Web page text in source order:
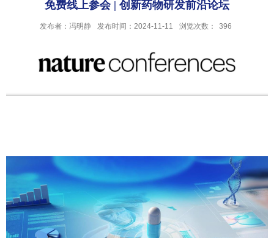
免费线上参会 | 创新药物研发前沿论坛
发布者：冯明静 发布时间：2024-11-11 浏览次数： 396